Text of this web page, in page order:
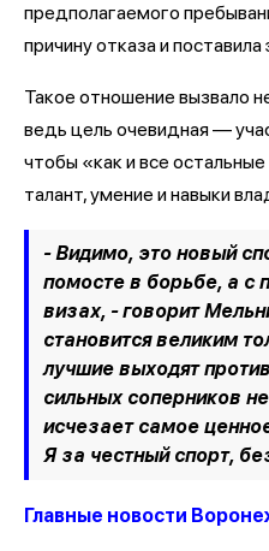
предполагаемого
причину отказа и
Такое отношение вызвало
ведь цель очевидная —
чтобы «как и все
талант, умение и навыки
- Видимо, это новый
помосте в борьбе, а с
визах, - говорит
становится великим
лучшие выходят
сильных соперников
исчезает самое
Я за честный спорт,
Главные новости